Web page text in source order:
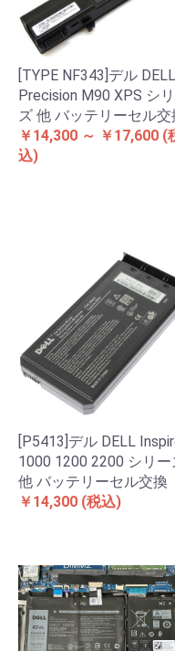
[TYPE NF343]デル DELL
Precision M90 XPS シ
ズ 他 バッテリーセル交
￥14,300 ～ ￥17,600 (
込)
[P5413]デル DELL
1000 1200 2200 シリー
他 バッテリーセル交換
￥14,300 (税込)